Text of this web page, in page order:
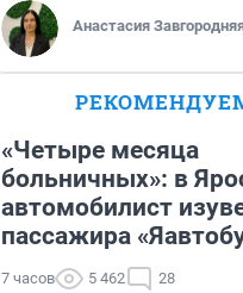
Анастасия
«Четыре месяца
больничных»: в
автомобилист
пассажира
7 часов 5 462 28